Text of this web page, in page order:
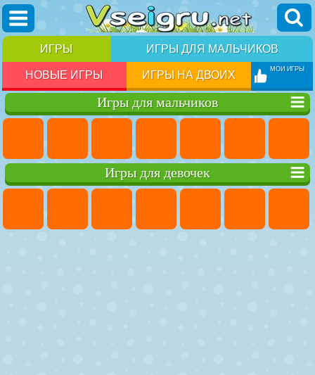
ИГРЫ ИГРЫ ДЛЯ МАЛЬЧИКОВ
НОВЫЕ ИГРЫ ИГРЫ НА ДВОИХ МОИ ИГРЫ
Игры для мальчиков
Игры для девочек